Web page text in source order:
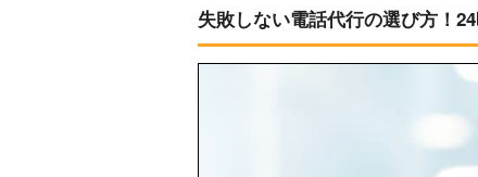
失敗しない電話代行の選び方！